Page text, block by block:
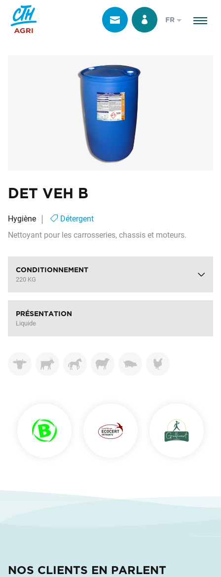
FR
DET VEH B
Hygiène
Détergent
Nettoyant pour les carrosseries, chassis et moteurs.
CONDITIONNEMENT
220 KG
PRÉSENTATION
Liquide
NOS CLIENTS EN PARLENT